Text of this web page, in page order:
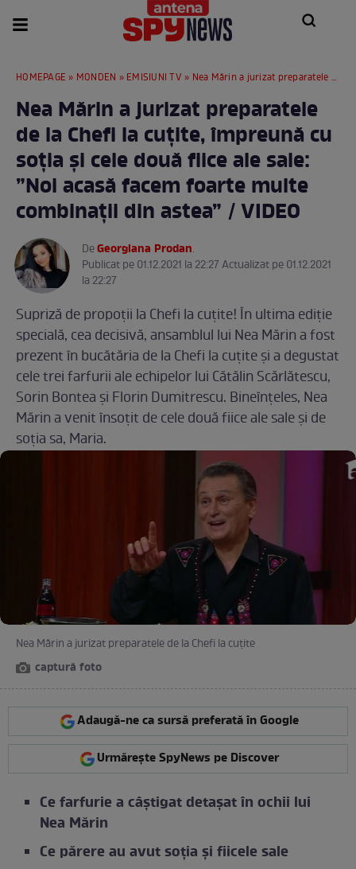
HOMEPAGE » MONDEN » EMISIUNI TV » Nea Mărin a jurizat preparatele de la Chefi la cuțite, împreună cu soția și cele două fiice ale sale: ”Noi acasă facem foarte multe combinații din astea” / VIDEO
Nea Mărin a jurizat preparatele
de la Chefi la cuțite, împreună cu
soția și cele două fiice ale sale:
”Noi acasă facem foarte multe
combinații din astea” / VIDEO
DeGeorgiana Prodan.
Publicat pe 01.12.2021 la 22:27 Actualizat pe 01.12.2021
la 22:27
Supriză de propoții la Chefi la cuțite! În ultima ediție
specială, cea decisivă, ansamblul lui Nea Mărin a fost
prezent în bucătăria de la Chefi la cuțite și a degustat
cele trei farfurii ale echipelor lui Cătălin Scărlătescu,
Sorin Bontea și Florin Dumitrescu. Bineînțeles, Nea
Mărin a venit însoțit de cele două fiice ale sale și de
soția sa, Maria.
Nea Mărin a jurizat preparatele de la Chefi la cuțite
captură foto
Adaugă-ne ca sursă preferată în Google
Urmărește SpyNews pe Discover
Ce farfurie a câștigat detașat în ochii lui
Nea Mărin
Ce părere au avut soția și fiicele sale